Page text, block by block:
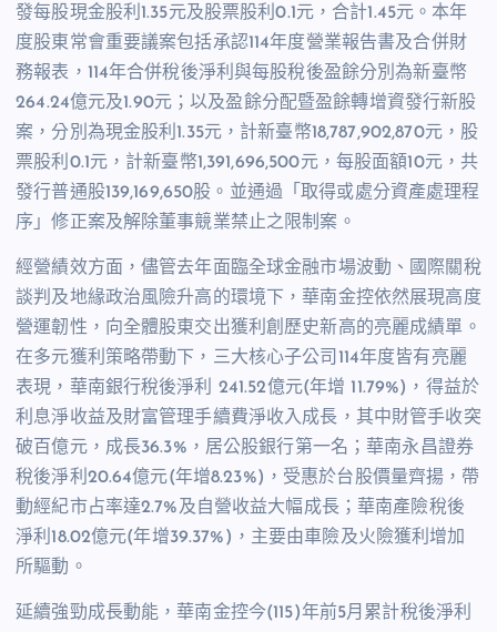
發每股現金股利1.35元及股票股利0.1元，合計1.45元。本年
度股東常會重要議案包括承認114年度營業報告書及合併財
務報表，114年合併稅後淨利與每股稅後盈餘分別為新臺幣
264.24億元及1.90元；以及盈餘分配暨盈餘轉增資發行新股
案，分別為現金股利1.35元，計新臺幣18,787,902,870元，股
票股利0.1元，計新臺幣1,391,696,500元，每股面額10元，共
發行普通股139,169,650股。並通過「取得或處分資產處理程
序」修正案及解除董事競業禁止之限制案。
經營績效方面，儘管去年面臨全球金融市場波動、國際關稅
談判及地緣政治風險升高的環境下，華南金控依然展現高度
營運韌性，向全體股東交出獲利創歷史新高的亮麗成績單。
在多元獲利策略帶動下，三大核心子公司114年度皆有亮麗
表現，華南銀行稅後淨利 241.52億元(年增 11.79%)，得益於
利息淨收益及財富管理手續費淨收入成長，其中財管手收突
破百億元，成長36.3%，居公股銀行第一名；華南永昌證券
稅後淨利20.64億元(年增8.23%)，受惠於台股價量齊揚，帶
動經紀市占率達2.7%及自營收益大幅成長；華南產險稅後
淨利18.02億元(年增39.37%)，主要由車險及火險獲利增加
所驅動。
延續強勁成長動能，華南金控今(115)年前5月累計稅後淨利